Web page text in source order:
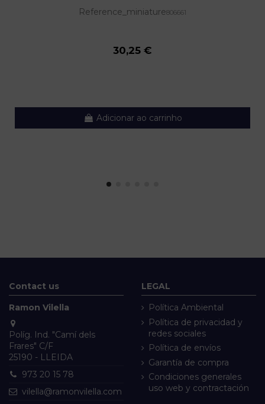
Reference_miniature806661
30,25 €
Adicionar ao carrinho
Contact us
Ramon Vilella
Políg. Ind. "Camí dels
Frares" C/F
25190 - LLEIDA
973 20 15 78
vilella@ramonvilella.com
LEGAL
Política Ambiental
Política de privacidad y
redes sociales
Política de envíos
Garantía de compra
Condiciones generales
uso web y contractación